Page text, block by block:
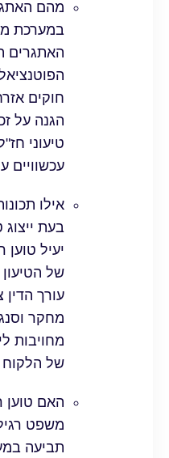
מהם
במערכת
האתגרים
חוקים
הגנה על
טיעוני
עכשוויים
אילו
בעת ייצוג
יעיל
של
עורך הדין
מחקר
מחויבות
של
האם טוען
משפט
תביעה